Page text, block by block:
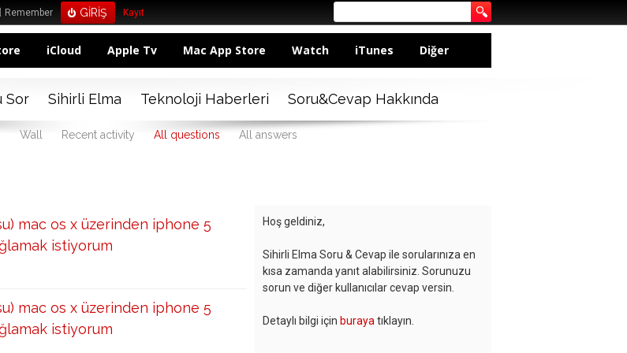
Remember Kayıt
iCloud Apple Tv Mac App Store Watch iTunes Diğer
Sor Sihirli Elma Teknoloji Haberleri Soru&Cevap Hakkında
Wall Recent activity All questions All answers
mac os x üzerinden iphone 5
istiyorum
mac os x üzerinden iphone 5
istiyorum
Hoş geldiniz,
Sihirli Elma Soru & Cevap ile sorularınıza en
kısa zamanda yanıt alabilirsiniz. Sorunuzu
sorun ve diğer kullanıcılar cevap versin.
Detaylı bilgi için buraya tıklayın.